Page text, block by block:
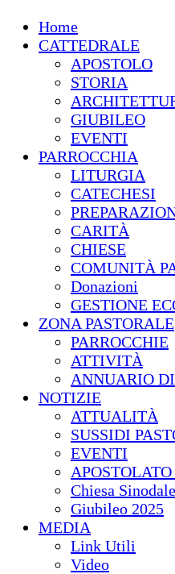
Home
CATTEDRALE
APOSTOLO
STORIA
GIUBILEO
EVENTI
PARROCCHIA
LITURGIA
CATECHESI
CARITÀ
CHIESE
COMUNITÀ
Donazioni
GESTIONE
ZONA PASTORALE
PARROCCHIE
ATTIVITÀ
ANNUARIO
NOTIZIE
ATTUALITÀ
SUSSIDI
EVENTI
Chiesa Sinodale
Giubileo 2025
MEDIA
Link Utili
Video